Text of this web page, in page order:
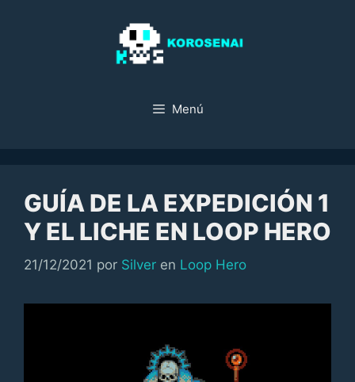
Menú
GUÍA DE LA EXPEDICIÓN 1
Y EL LICHE EN LOOP HERO
21/12/2021 por Silver en Categorías
Loop Hero